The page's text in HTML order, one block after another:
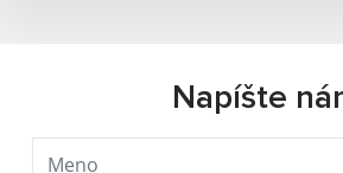
Napíšte